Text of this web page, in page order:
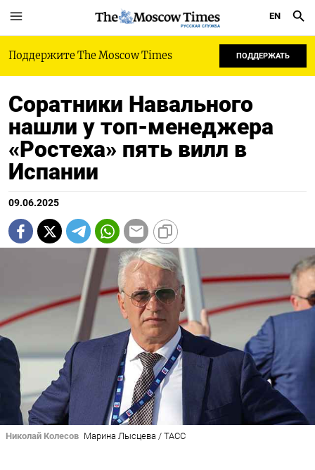
РУССКАЯ СЛУЖБА
EN
Поддержите The Moscow Times ПОДДЕРЖАТЬ
Соратники Навального
нашли у топ-менеджера
«Ростеха» пять вилл в
Испании
09.06.2025
Николай Колесов Марина Лысцева / ТАСС